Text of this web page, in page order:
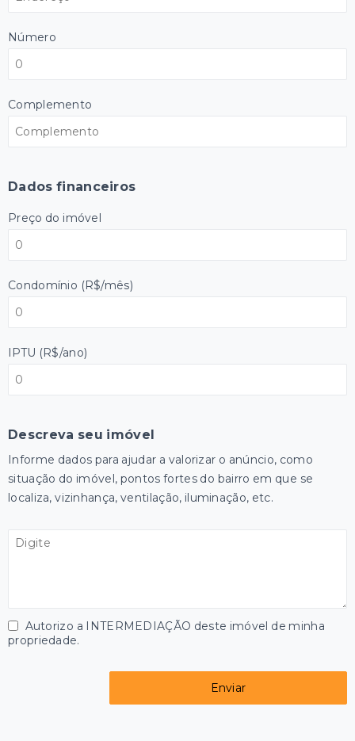
Número
Complemento
Dados financeiros
Preço do imóvel
Condomínio (R$/mês)
IPTU (R$/ano)
Descreva seu imóvel
Informe dados para ajudar a valorizar o anúncio, como
situação do imóvel, pontos fortes do bairro em que se
localiza, vizinhança, ventilação, iluminação, etc.
Autorizo a INTERMEDIAÇÃO deste imóvel de minha
propriedade.
Enviar